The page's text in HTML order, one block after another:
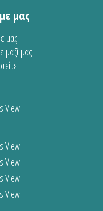
μας
μας
μαζί μας